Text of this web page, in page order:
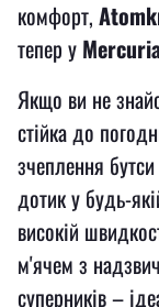
комфорт,
тепер у
Якщо ви не
стійка до
зчеплення
дотик у будь-
високій
м'ячем з
суперників –